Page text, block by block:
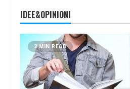
IDEE&OPINIONI
2 MIN READ